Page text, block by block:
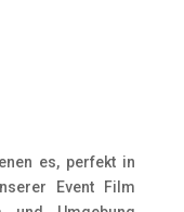
es, perfekt in
Event Film